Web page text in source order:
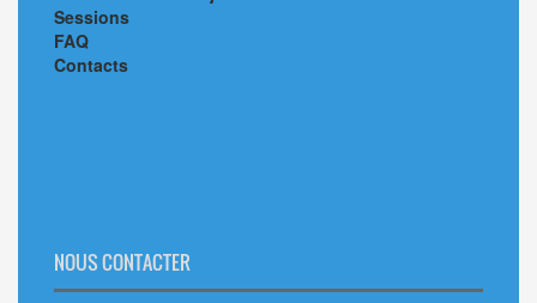
Sessions
FAQ
Contacts
NOUS CONTACTER